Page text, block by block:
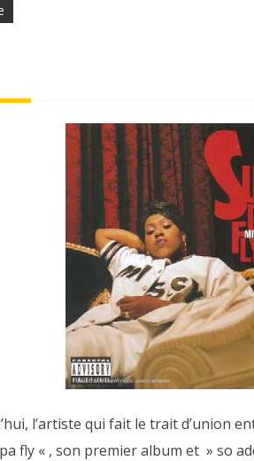
l’artiste qui fait le trait d’union
fly « , son premier album et » so